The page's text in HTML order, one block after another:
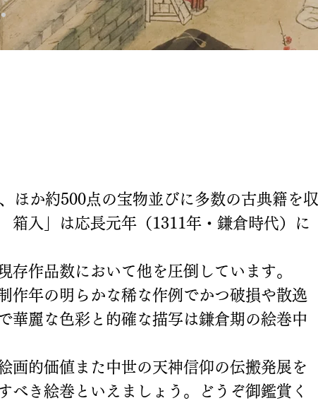
ほか約500点の宝物並びに多数の古典籍を収
入」は応長元年（1311年・鎌倉時代）に
作品数において他を圧倒しています。
作年の明らかな稀な作例でかつ破損や散逸
華麗な色彩と的確な描写は鎌倉期の絵巻中
画的価値また中世の天神信仰の伝搬発展を
き絵巻といえましょう。どうぞ御鑑賞く